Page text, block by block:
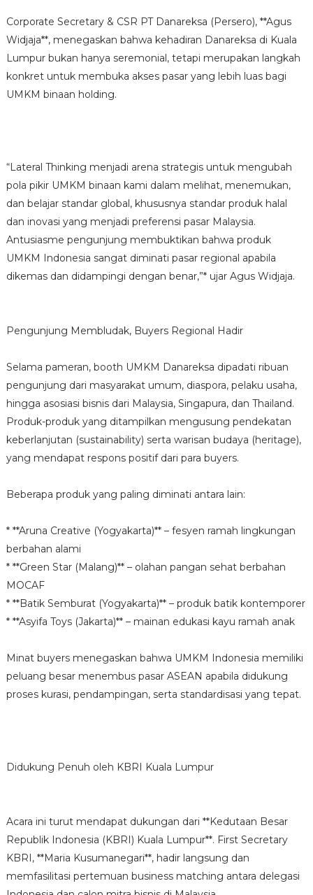
Corporate Secretary & CSR PT Danareksa (Persero), **Agus
Widjaja**, menegaskan bahwa kehadiran Danareksa di Kuala
Lumpur bukan hanya seremonial, tetapi merupakan langkah
konkret untuk membuka akses pasar yang lebih luas bagi
UMKM binaan holding.
“Lateral Thinking menjadi arena strategis untuk mengubah
pola pikir UMKM binaan kami dalam melihat, menemukan,
dan belajar standar global, khususnya standar produk halal
dan inovasi yang menjadi preferensi pasar Malaysia.
Antusiasme pengunjung membuktikan bahwa produk
UMKM Indonesia sangat diminati pasar regional apabila
dikemas dan didampingi dengan benar,”* ujar Agus Widjaja.
Pengunjung Membludak, Buyers Regional Hadir
Selama pameran, booth UMKM Danareksa dipadati ribuan
pengunjung dari masyarakat umum, diaspora, pelaku usaha,
hingga asosiasi bisnis dari Malaysia, Singapura, dan Thailand.
Produk-produk yang ditampilkan mengusung pendekatan
keberlanjutan (sustainability) serta warisan budaya (heritage),
yang mendapat respons positif dari para buyers.
Beberapa produk yang paling diminati antara lain:
* **Aruna Creative (Yogyakarta)** – fesyen ramah lingkungan
berbahan alami
* **Green Star (Malang)** – olahan pangan sehat berbahan
MOCAF
* **Batik Semburat (Yogyakarta)** – produk batik kontemporer
* **Asyifa Toys (Jakarta)** – mainan edukasi kayu ramah anak
Minat buyers menegaskan bahwa UMKM Indonesia memiliki
peluang besar menembus pasar ASEAN apabila didukung
proses kurasi, pendampingan, serta standardisasi yang tepat.
Didukung Penuh oleh KBRI Kuala Lumpur
Acara ini turut mendapat dukungan dari **Kedutaan Besar
Republik Indonesia (KBRI) Kuala Lumpur**. First Secretary
KBRI, **Maria Kusumanegari**, hadir langsung dan
memfasilitasi pertemuan business matching antara delegasi